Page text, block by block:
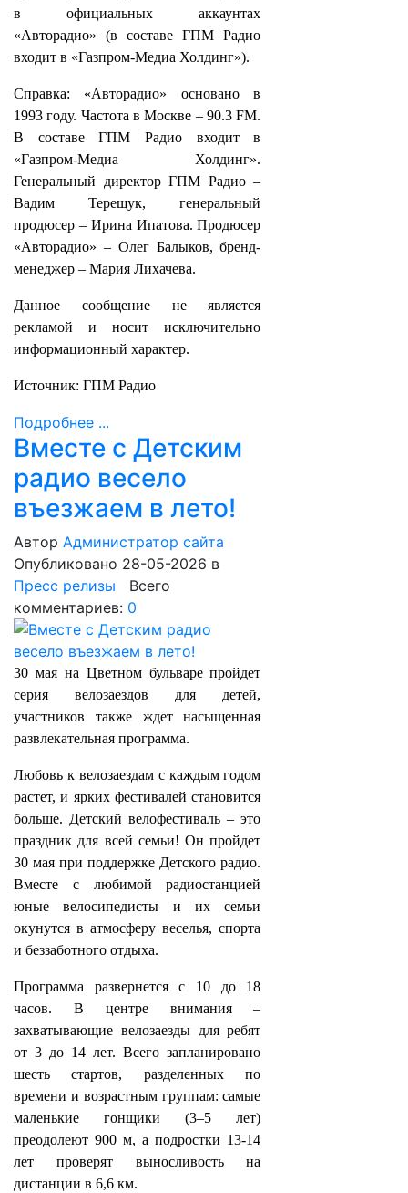
в официальных аккаунтах
«Авторадио» (в составе ГПМ Радио
входит в «Газпром-Медиа Холдинг»).
Справка: «Авторадио» основано в
1993 году. Частота в Москве – 90.3 FM.
В составе ГПМ Радио входит в
«Газпром-Медиа Холдинг».
Генеральный директор ГПМ Радио –
Вадим Терещук, генеральный
продюсер – Ирина Ипатова. Продюсер
«Авторадио» – Олег Балыков, бренд-
менеджер – Мария Лихачева.
Данное сообщение не является
рекламой и носит исключительно
информационный характер.
Источник: ГПМ Радио
Подробнее ...
Вместе с Детским
радио весело
въезжаем в лето!
Автор Администратор сайта
Опубликовано 28-05-2026 в
Пресс релизы Всего
комментариев: 0
30 мая на Цветном бульваре пройдет
серия велозаездов для детей,
участников также ждет насыщенная
развлекательная программа.
Любовь к велозаездам с каждым годом
растет, и ярких фестивалей становится
больше. Детский велофестиваль – это
праздник для всей семьи! Он пройдет
30 мая при поддержке Детского радио.
Вместе с любимой радиостанцией
юные велосипедисты и их семьи
окунутся в атмосферу веселья, спорта
и беззаботного отдыха.
Программа развернется с 10 до 18
часов. В центре внимания –
захватывающие велозаезды для ребят
от 3 до 14 лет. Всего запланировано
шесть стартов, разделенных по
времени и возрастным группам: самые
маленькие гонщики (3–5 лет)
преодолеют 900 м, а подростки 13-14
лет проверят выносливость на
дистанции в 6,6 км.